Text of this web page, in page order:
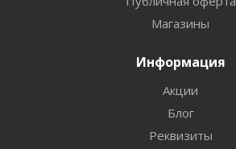
Магазины
Информация
Акции
Блог
Реквизиты